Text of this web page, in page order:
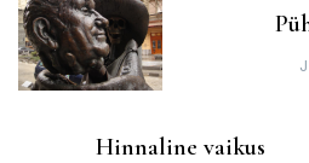
Hinnaline vaikus